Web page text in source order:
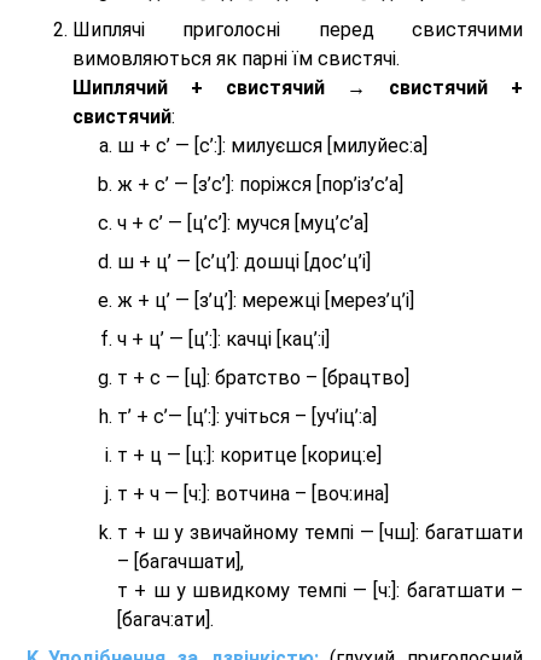
Шиплячі приголосні перед свистячими
вимовляються як парні їм свистячі.
Шиплячий + свистячий → свистячий +
свистячий:
ш + с’ — [с’:]: милуєшся [милуйес:а]
ж + с’ — [з’с’]: поріжся [пор’із’с’а]
ч + с’ — [ц’с’]: мучся [муц’с’а]
ш + ц’ — [с’ц’]: дошці [дос’ц’і]
ж + ц’ — [з’ц’]: мережці [мерез’ц’і]
ч + ц’ — [ц’:]: качці [кац’:і]
т + с — [ц]: братство – [брaцтво]
т’ + с’— [ц’:]: учіться – [уч’іц’:a]
т + ц — [ц:]: коритце [кориц:е]
т + ч — [ч:]: вотчина – [вoч:ина]
т + ш у звичайному темпі — [чш]: багатшати
– [багачшати],
т + ш у швидкому темпі — [ч:]: багатшати –
[багач:ати].